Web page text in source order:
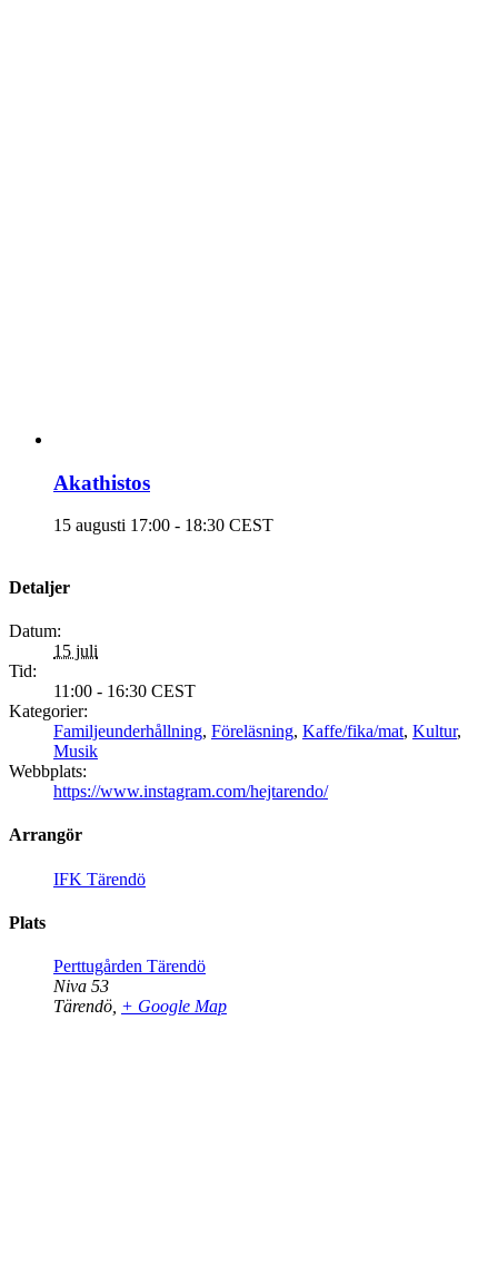
Akathistos
15 augusti 17:00 - 18:30 CEST
Detaljer
Datum:
15 juli
Tid:
11:00 - 16:30 CEST
Kategorier:
Familjeunderhållning, Föreläsning, Kaffe/fika/mat, Kultur,
Musik
Webbplats:
https://www.instagram.com/hejtarendo/
Arrangör
IFK Tärendö
Plats
Perttugården Tärendö
Niva 53
Tärendö + Google Map